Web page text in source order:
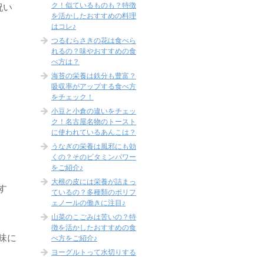
い
に
ク！似ているものも？特徴
を活かしたおすすめの料理
はコレ♪
つるむらさきの花は食べら
れるの？味やおすすめの食
べ方は？
海苔の栄養は鉄分も豊富？
吸収率がアップする食べ方
をチェック！
小豆と小倉の違いをチェッ
ク！名古屋名物のトースト
に使われているあんこは？
うなぎの栄養は風邪にも効
くの？そのビタミンパワー
をご紹介♪
大根の皮には栄養が詰まっ
ているの？多種類のポリフ
ェノールの働きに注目♪
山菜のこごみは苦いの？特
徴を活かしたおすすめの食
べ方をご紹介♪
ヨーグルトって水切りする